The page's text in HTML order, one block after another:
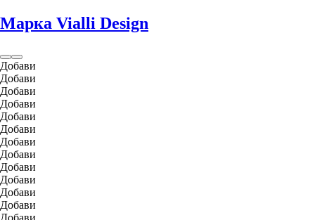
Марка Vialli Design
Добави
Добави
Добави
Добави
Добави
Добави
Добави
Добави
Добави
Добави
Добави
Добави